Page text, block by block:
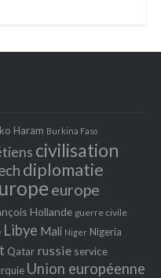
Haram Burkina Faso
civilisation
diplomatie
europe
Hollande guerre civile
Libye Mali Niger Nigeria
Qatar russie service
Union européenne